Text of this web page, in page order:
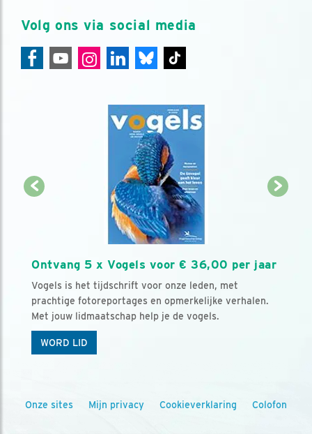
Volg ons via social media
Ontvang 5 x Vogels voor € 36,00 per jaar
Vogels is het tijdschrift voor onze leden, met
prachtige fotoreportages en opmerkelijke verhalen.
Met jouw lidmaatschap help je de vogels.
WORD LID
Onze sites Mijn privacy Cookieverklaring Colofon